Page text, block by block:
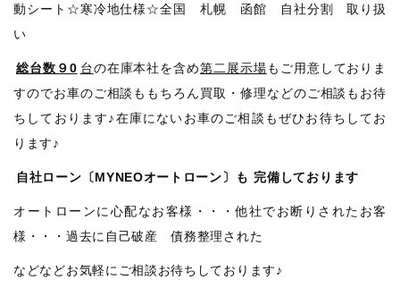
動シート☆寒冷地仕様☆全国 札幌 函館 自社分割 取り扱
い
総台数９0 台の在庫本社を含め第二展示場もご用意しておりま
すのでお車のご相談ももちろん買取・修理などのご相談もお待
ちしております♪在庫にないお車のご相談もぜひお待ちしてお
ります♪
自社ローン〔MYNEOオートローン〕も 完備しております
オートローンに心配なお客様・・・他社でお断りされたお客
様・・・過去に自己破産 債務整理された
などなどお気軽にご相談お待ちしております♪